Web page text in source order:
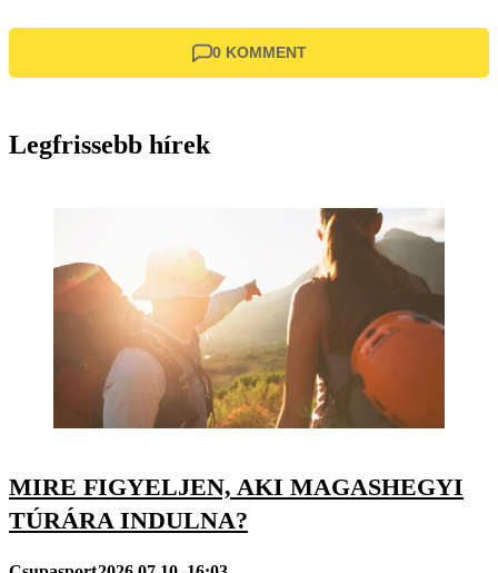
0 KOMMENT
Legfrissebb hírek
MIRE FIGYELJEN, AKI MAGASHEGYI
TÚRÁRA INDULNA?